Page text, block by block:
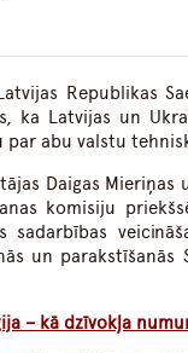
Republikas
ka Latvijas un
abu valstu
Daigas
komisiju
sadarbības
un parakstīšanās
– kā dzīvokļa